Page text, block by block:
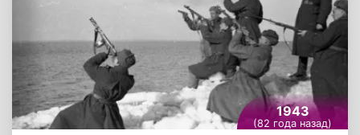
1943
(82 года назад)